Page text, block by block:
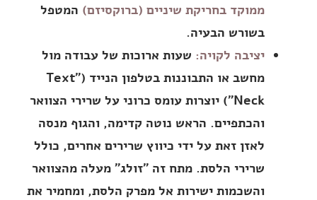
ממוקד בחריקת שיניים (ברוקסיזם)המטפל
בשורש הבעיה.
יציבה לקויה:שעות ארוכות של עבודה מול
מחשב או התבוננות בטלפון הנייד ("Text
Neck") יוצרות עומס כרוני על שרירי הצוואר
והכתפיים. הראש נוטה קדימה, והגוף מנסה
לאזן זאת על ידי כיווץ שרירים אחרים, כולל
שרירי הלסת. מתח זה "זולג" מעלה מהצוואר
והשכמות ישירות אל מפרק הלסת, ומחמיר את